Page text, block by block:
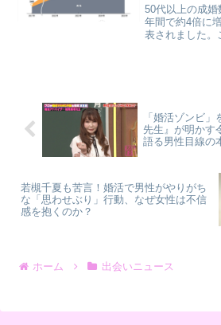
50代以上の成
年間で約4倍に
表されました。
解きます。
「婚活ゾンビ
先生』が明かす
語る男性目線の
若槻千夏も苦言！婚活で男性がやりがち
な「思わせぶり」行動、なぜ女性は不信
感を抱くのか？
ホーム 出会いニュース